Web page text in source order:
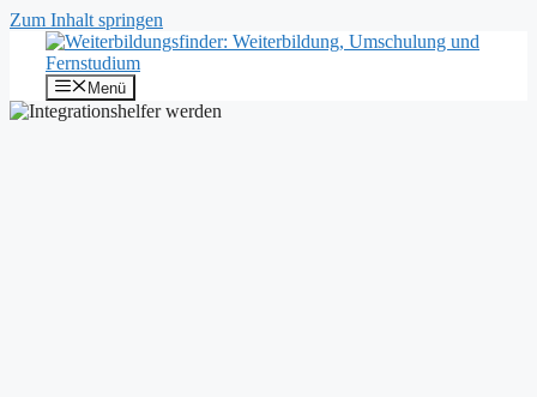
Zum Inhalt springen
Menü